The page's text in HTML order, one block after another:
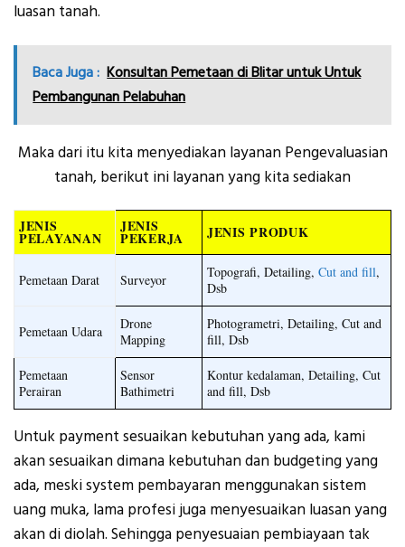
luasan tanah.
Baca Juga : Konsultan Pemetaan di Blitar untuk Untuk
Pembangunan Pelabuhan
Maka dari itu kita menyediakan layanan Pengevaluasian
tanah, berikut ini layanan yang kita sediakan
JENIS
PELAYANAN
JENIS
PEKERJA JENIS PRODUK
Pemetaan Darat Surveyor Topografi, Detailing, Cut and fill,
Dsb
Pemetaan Udara
Drone
Mapping
Photogrametri, Detailing, Cut and
fill, Dsb
Pemetaan
Perairan
Sensor
Bathimetri
Kontur kedalaman, Detailing, Cut
and fill, Dsb
Untuk payment sesuaikan kebutuhan yang ada, kami
akan sesuaikan dimana kebutuhan dan budgeting yang
ada, meski system pembayaran menggunakan sistem
uang muka, lama profesi juga menyesuaikan luasan yang
akan di diolah. Sehingga penyesuaian pembiayaan tak